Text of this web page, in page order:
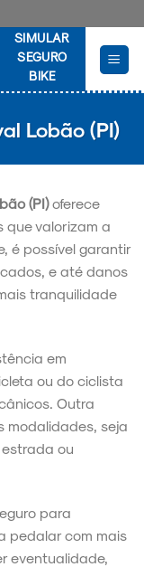
SIMULAR
SEGURO
BIKE
Lobão (PI)
(PI)oferece
valorizam a
é possível garantir
e até danos
tranquilidade
em
ou do ciclista
Outra
modalidades, seja
ou
para
pedalar com mais
eventualidade,